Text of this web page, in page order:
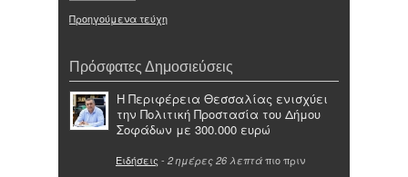
Προηγούμενα τεύχη
Πρόσφατες Δημοσιεύσεις
Η Περιφέρεια Θεσσαλίας ενισχύει
την Πολιτική Προστασία του Δήμου
Σοφάδων με 300.000 ευρώ
Ειδήσεις - 2 ημέρες 26 λεπτά πιο πριν